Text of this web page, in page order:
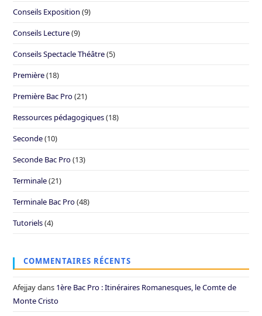
Conseils Exposition (9)
Conseils Lecture(9)
Conseils Spectacle Théâtre(5)
Première(18)
Première Bac Pro(21)
Ressources pédagogiques(18)
Seconde(10)
Seconde Bac Pro(13)
Terminale(21)
Terminale Bac Pro(48)
Tutoriels(4)
COMMENTAIRES RÉCENTS
Afejjaydans 1ère Bac Pro : Itinéraires Romanesques, le Comte de
Monte Cristo